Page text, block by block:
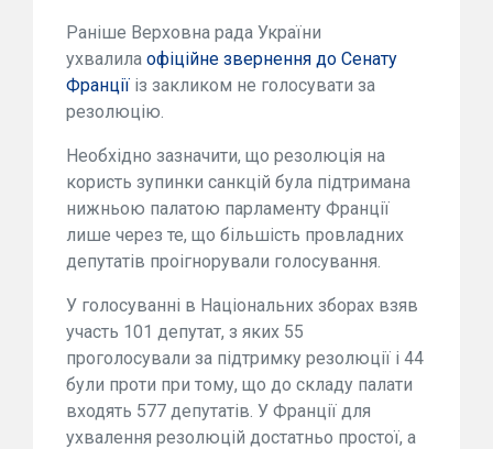
Раніше Верховна рада України
ухвалила офіційне звернення до Сенату
Франції із закликом не голосувати за
резолюцію.
Необхідно зазначити, що резолюція на
користь зупинки санкцій була підтримана
нижньою палатою парламенту Франції
лише через те, що більшість провладних
депутатів проігнорували голосування.
У голосуванні в Національних зборах взяв
участь 101 депутат, з яких 55
проголосували за підтримку резолюції і 44
були проти при тому, що до складу палати
входять 577 депутатів. У Франції для
ухвалення резолюцій достатньо простої, а